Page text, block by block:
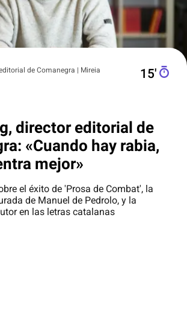
de Comanegra | Mireia
15′
director editorial de
«Cuando hay rabia,
mejor»
el éxito de 'Prosa de Combat', la
de Manuel de Pedrolo, y la
en las letras catalanas